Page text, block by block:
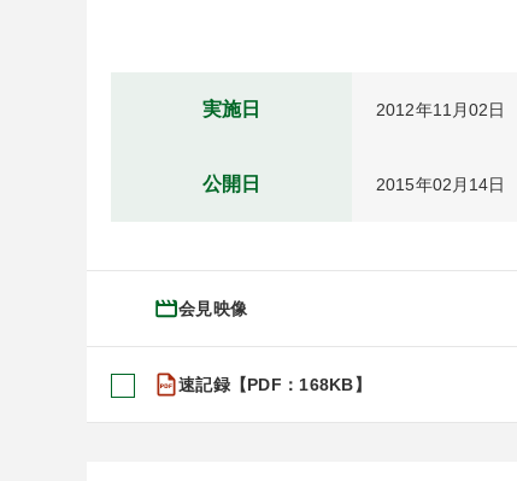
実施日 2012年11月02日
公開日 2015年02月14日
会見映像
速記録【PDF：168KB】